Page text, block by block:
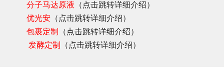
分子马达原液 （点击跳转详细介绍）
优光安（点击跳转详细介绍）
包裹定制
（点击跳转详细介绍）
发酵定制
（点击跳转详细介绍）